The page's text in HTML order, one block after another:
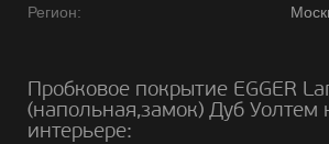
Регион:
Пробковое покрытие EGGER
(напольная,замок) Дуб Уолтем
интерьере: